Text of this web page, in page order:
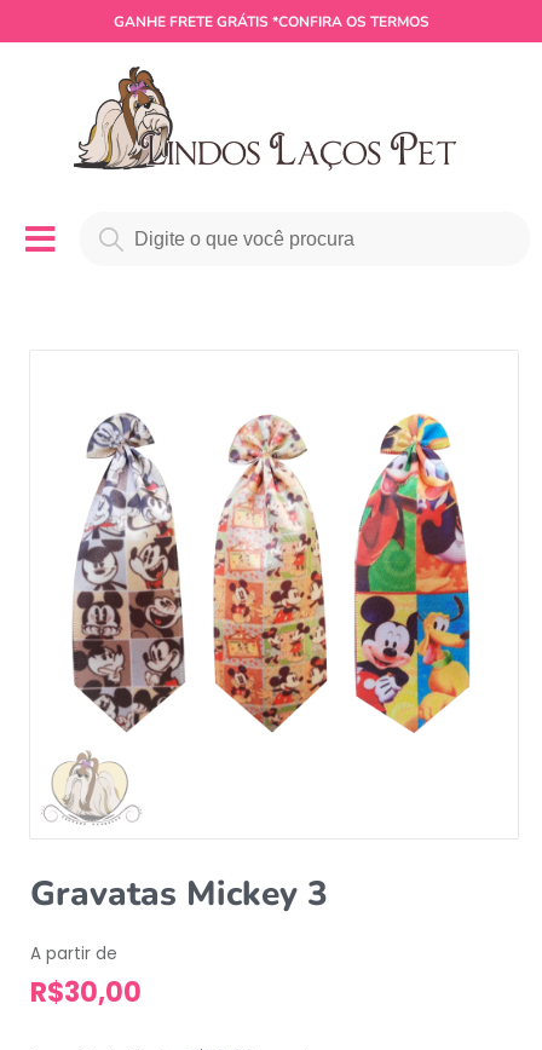
GANHE FRETE GRÁTIS *CONFIRA OS TERMOS
Gravatas Mickey 3
A partir de
R$30,00